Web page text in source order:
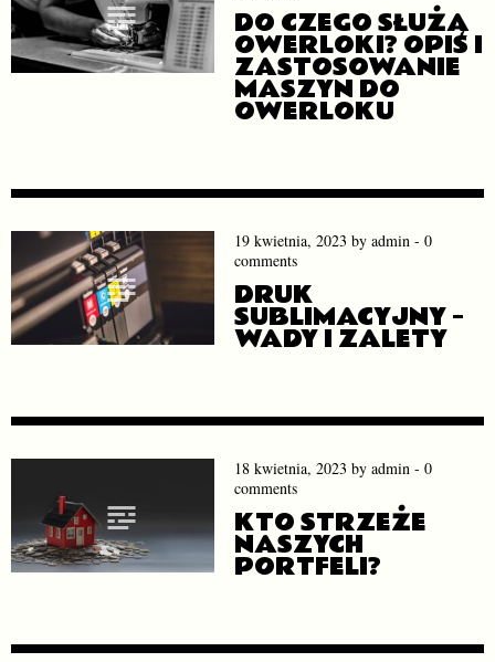
DO CZEGO SŁUŻĄ
OWERLOKI? OPIS I
ZASTOSOWANIE
MASZYN DO
OWERLOKU
19 kwietnia, 2023 by admin - 0
comments
DRUK
SUBLIMACYJNY –
WADY I ZALETY
18 kwietnia, 2023 by admin - 0
comments
KTO STRZEŻE
NASZYCH
PORTFELI?